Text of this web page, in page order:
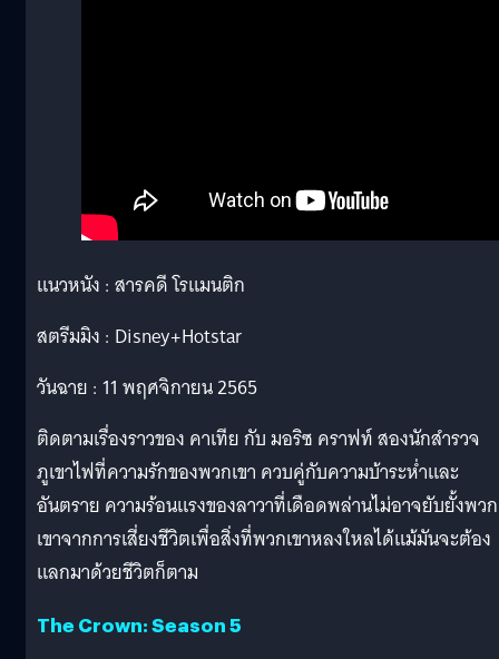
แนวหนัง : สารคดี โรแมนติก
สตรีมมิง : Disney+Hotstar
วันฉาย : 11 พฤศจิกายน 2565
ติดตามเรื่องราวของ คาเทีย กับ มอริซ คราฟท์ สองนักสำรวจ
ภูเขาไฟที่ความรักของพวกเขา ควบคู่กับความบ้าระห่ำและ
อันตราย ความร้อนแรงของลาวาที่เดือดพล่านไม่อาจยับยั้งพวก
เขาจากการเสี่ยงชีวิตเพื่อสิ่งที่พวกเขาหลงใหลได้แม้มันจะต้อง
แลกมาด้วยชีวิตก็ตาม
The Crown: Season 5